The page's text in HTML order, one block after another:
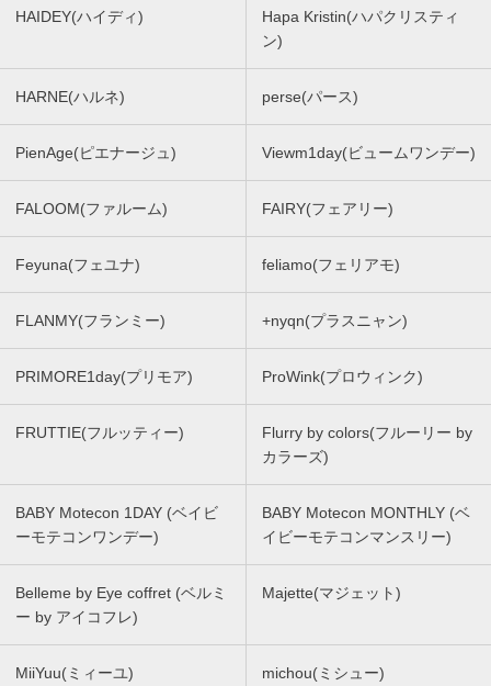
HAIDEY(ハイディ)
Hapa Kristin(ハパクリスティ
ン)
HARNE(ハルネ) perse(パース)
PienAge(ピエナージュ) Viewm1day(ビュームワンデー)
FALOOM(ファルーム) FAIRY(フェアリー)
Feyuna(フェユナ) feliamo(フェリアモ)
FLANMY(フランミー) +nyqn(プラスニャン)
PRIMORE1day(プリモア) ProWink(プロウィンク)
FRUTTIE(フルッティー)
Flurry by colors(フルーリー by
カラーズ)
BABY Motecon 1DAY (ベイビ
ーモテコンワンデー)
BABY Motecon MONTHLY (ベ
イビーモテコンマンスリー)
Belleme by Eye coffret (ベルミ
ー by アイコフレ)
Majette(マジェット)
MiiYuu(ミィーユ) michou(ミシュー)